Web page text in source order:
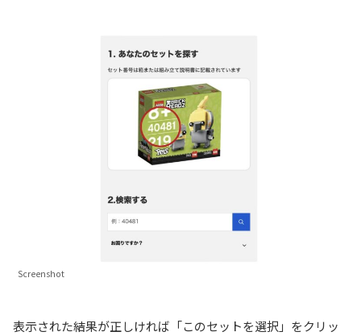
Screenshot
表示された結果が正しければ「このセットを選択」をクリッ